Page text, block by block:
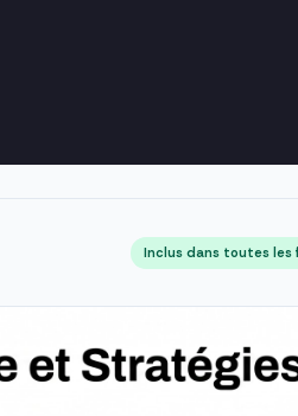
Inclus dans toutes les